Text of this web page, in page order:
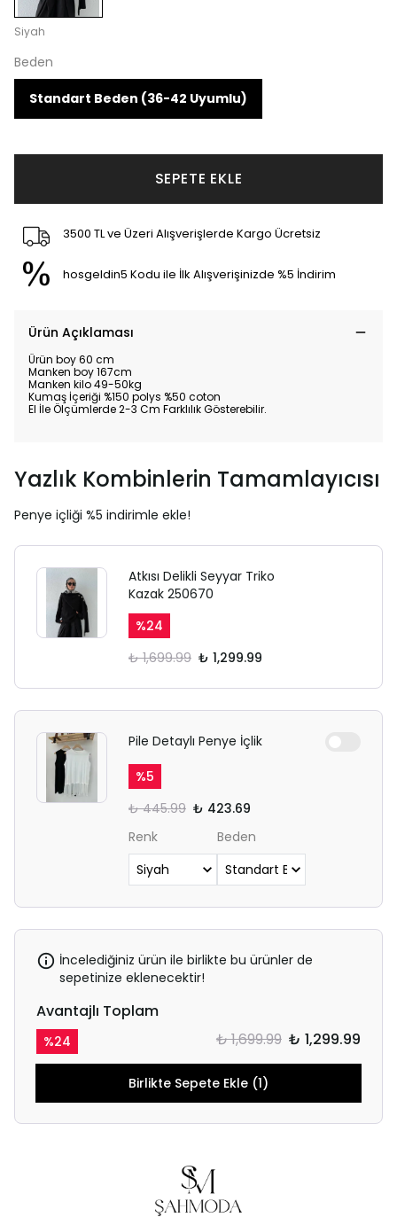
Siyah
Beden
Standart Beden (36-42 Uyumlu)
SEPETE EKLE
3500 TL ve Üzeri Alışverişlerde Kargo Ücretsiz
hosgeldin5 Kodu ile İlk Alışverişinizde %5 İndirim
Ürün Açıklaması
Ürün boy 60 cm
Manken boy 167cm
Manken kilo 49-50kg
Kumaş İçeriği %150 polys %50 coton
El İle Ölçümlerde 2-3 Cm Farklılık Gösterebilir.
Yazlık Kombinlerin Tamamlayıcısı
Penye içliği %5 indirimle ekle!
Atkısı Delikli Seyyar Triko
Kazak 250670
%24
₺ 1,699.99 ₺ 1,299.99
Pile Detaylı Penye İçlik
%5
₺ 445.99 ₺ 423.69
Renk
Beden
İncelediğiniz ürün ile birlikte bu ürünler de
sepetinize eklenecektir!
Avantajlı Toplam
%24 ₺ 1,699.99 ₺ 1,299.99
Birlikte Sepete Ekle (1)